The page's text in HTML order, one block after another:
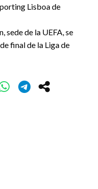
Lisboa de
sede de la UEFA, se
final de la Liga de